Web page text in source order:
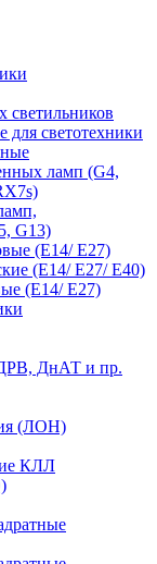
светотехники
ламп (G4,
G13)
(E14/ E27)
(E14/ E27/ E40)
(E14/ E27)
ДнАТ и пр.
(ЛОН)
КЛЛ